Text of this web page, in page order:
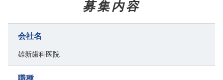
募集内容
会社名
雄新歯科医院
職種